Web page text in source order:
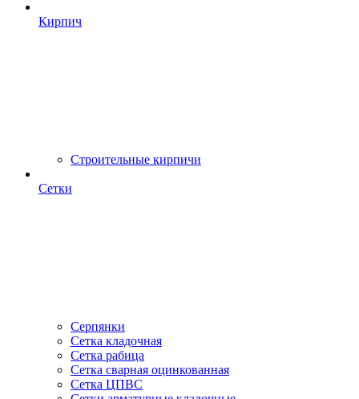
Кирпич
Строительные кирпичи
Сетки
Серпянки
Сетка кладочная
Сетка рабица
Сетка сварная оцинкованная
Сетка ЦПВС